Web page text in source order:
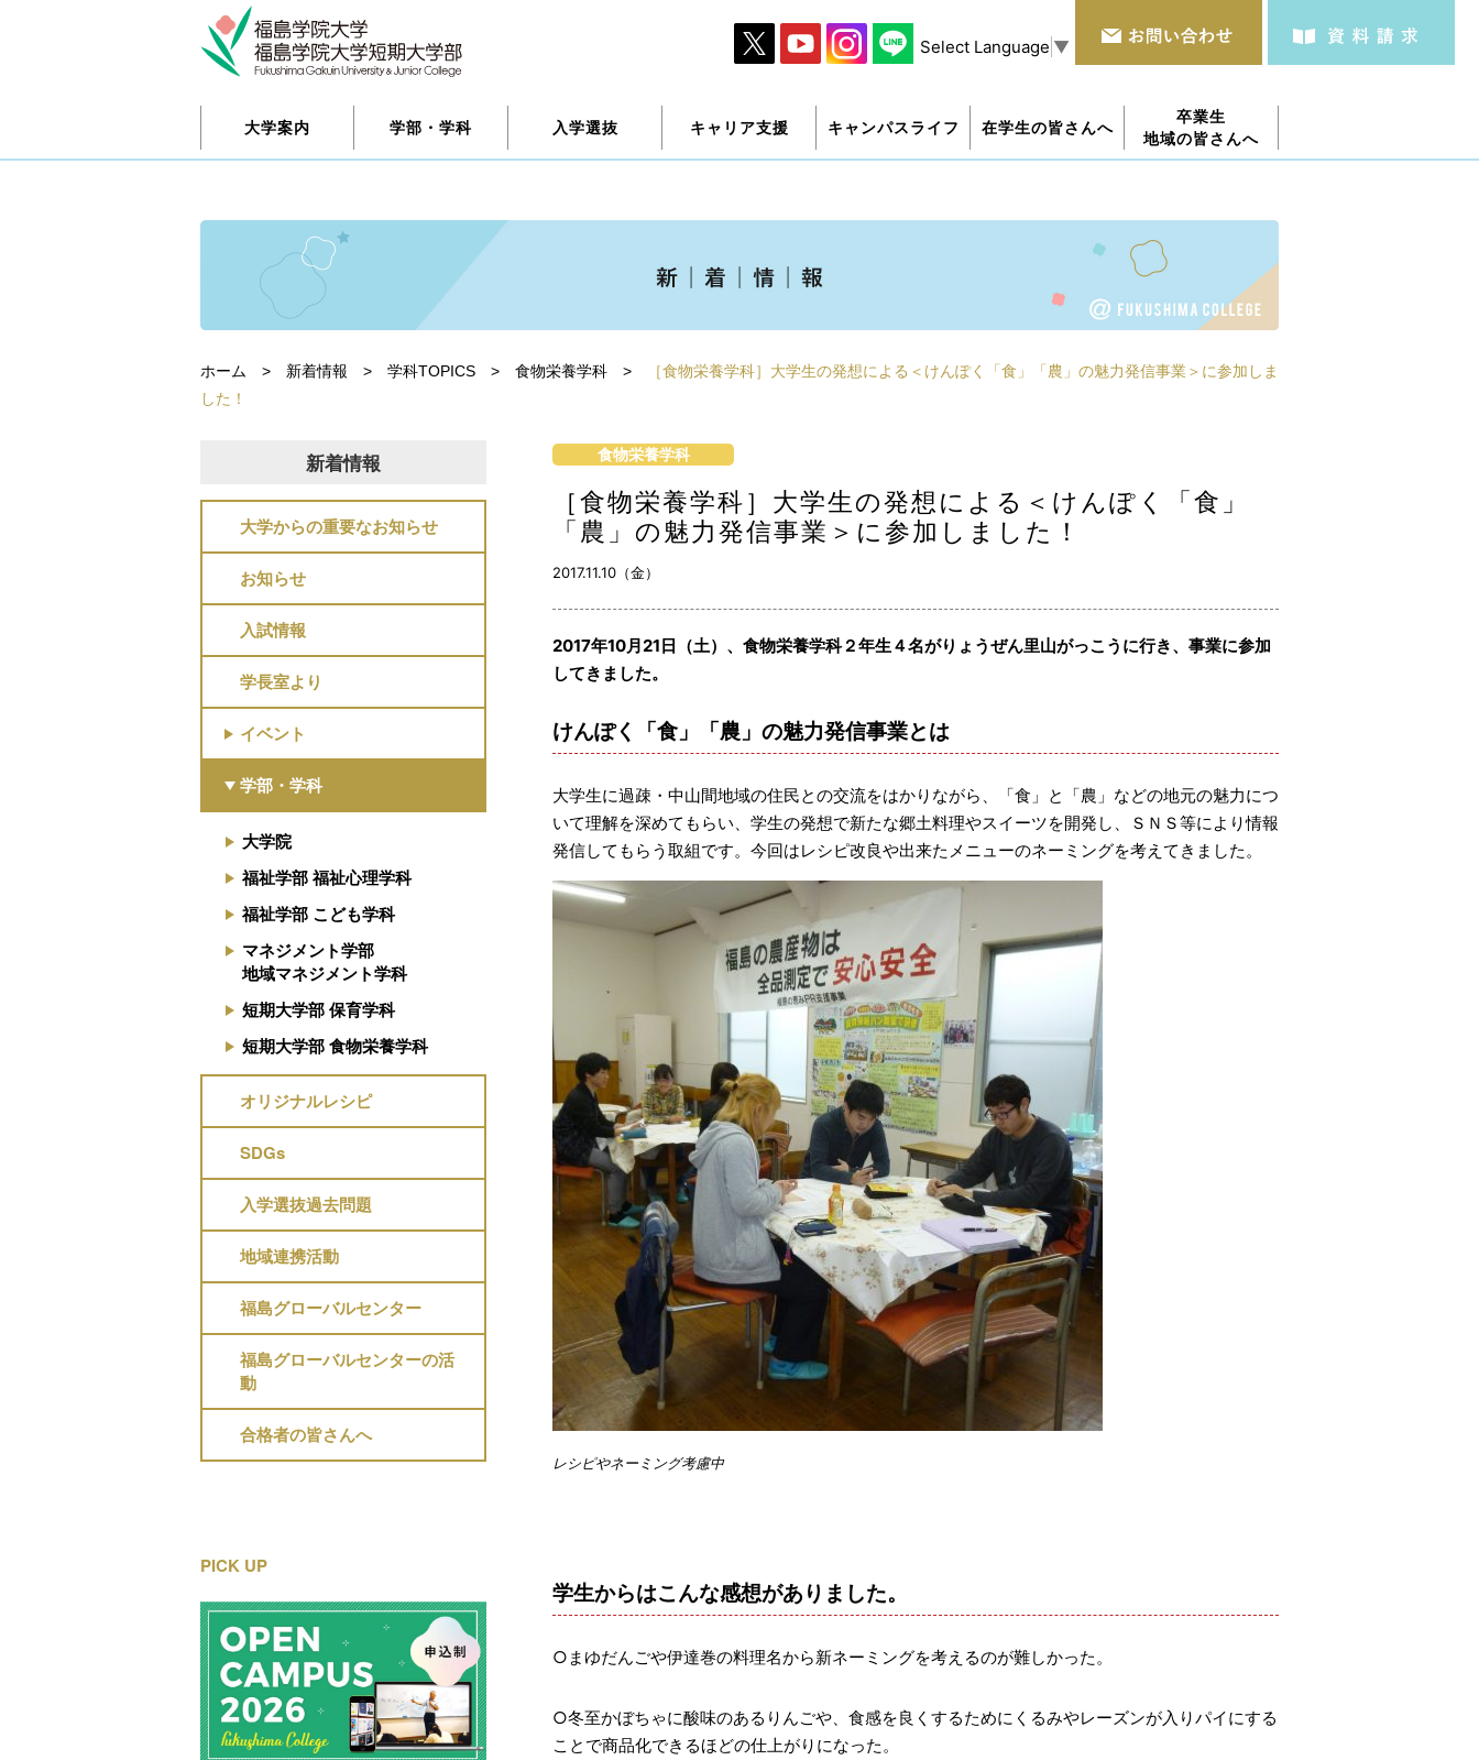
Select Language ▼
大学案内 学部・学科 入学選抜 キャリア支援 キャンパスライフ 在学生の皆さんへ
卒業生
地域の皆さんへ
ホーム > 新着情報 > 学科TOPICS > 食物栄養学科 >
［食物栄養学科］大学生の発想による＜けんぽく「食」「農」の魅力発信事業＞に参加しま
した！
新着情報
大学からの重要なお知らせ
お知らせ
入試情報
学長室より
イベント
学部・学科
大学院
福祉学部 福祉心理学科
福祉学部 こども学科
マネジメント学部
地域マネジメント学科
短期大学部 保育学科
短期大学部 食物栄養学科
オリジナルレシピ
SDGs
入学選抜過去問題
地域連携活動
福島グローバルセンター
福島グローバルセンターの活
動
合格者の皆さんへ
PICK UP
食物栄養学科
［食物栄養学科］大学生の発想による＜けんぽく「食」
「農」の魅力発信事業＞に参加しました！
2017.11.10（金）
2017年10月21日（土）、食物栄養学科２年生４名がりょうぜん里山がっこうに行き、事業に参加
してきました。
けんぽく「食」「農」の魅力発信事業とは
大学生に過疎・中山間地域の住民との交流をはかりながら、「食」と「農」などの地元の魅力につ
いて理解を深めてもらい、学生の発想で新たな郷土料理やスイーツを開発し、ＳＮＳ等により情報
発信してもらう取組です。今回はレシピ改良や出来たメニューのネーミングを考えてきました。
レシピやネーミング考慮中
学生からはこんな感想がありました。
○まゆだんごや伊達巻の料理名から新ネーミングを考えるのが難しかった。
○冬至かぼちゃに酸味のあるりんごや、食感を良くするためにくるみやレーズンが入りパイにする
ことで商品化できるほどの仕上がりになった。